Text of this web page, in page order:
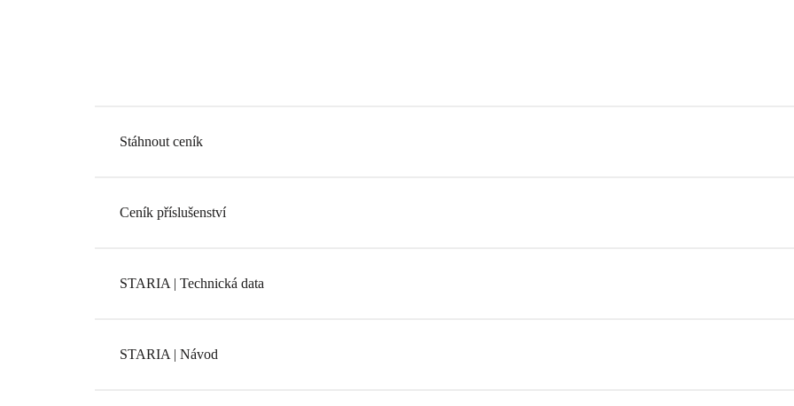
Stáhnout ceník
Ceník příslušenství
STARIA | Technická data
STARIA | Návod